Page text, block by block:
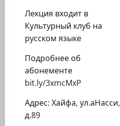
Лекция входит в
Культурный клуб на
русском языке
Подробнее об
абонементе
bit.ly/3xmcMxP
Адрес: Хайфа, ул.аНасси,
д.89